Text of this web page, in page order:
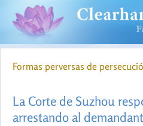
Formas perversas de
La Corte de Suzhou
arrestando al